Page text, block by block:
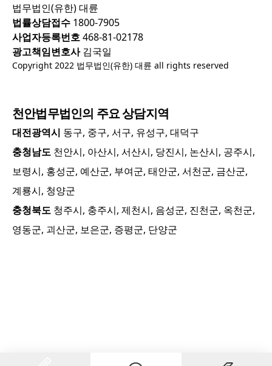
법무법인(유한) 대륜
법률상담접수 1800-7905
사업자등록번호468-81-02178
광고책임변호사김국일
Copyright 2022 법무법인(유한) 대륜 all rights reserved
천안법무법인의 주요 상담지역
대전광역시 동구, 중구, 서구, 유성구, 대덕구
충청남도 천안시, 아산시, 서산시, 당진시, 논산시, 공주시,
보령시, 홍성군, 예산군, 부여군, 태안군, 서천군, 금산군,
계룡시, 청양군
충청북도 청주시, 충주시, 제천시, 음성군, 진천군, 옥천군,
영동군, 괴산군, 보은군, 증평군, 단양군